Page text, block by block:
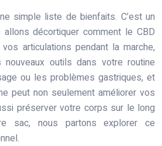
simple liste de bienfaits. C’est un
décortiquer comment le CBD
articulations pendant la marche,
outils dans votre routine
ou les problèmes gastriques, et
peut non seulement améliorer vos
préserver votre corps sur le long
sac, nous partons explorer ce